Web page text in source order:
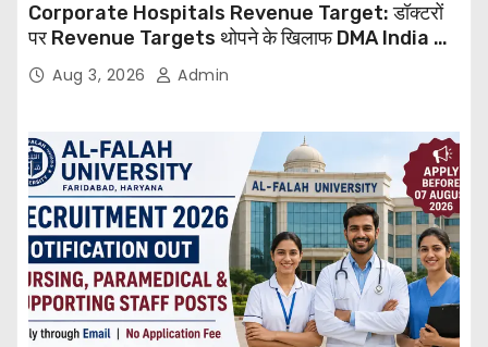
Corporate Hospitals Revenue Target: डॉक्टरों
पर Revenue Targets थोपने के खिलाफ DMA India का
बड़ा कदम, NHRC से Suo Motu जांच की मांग
Aug 3, 2026 Admin